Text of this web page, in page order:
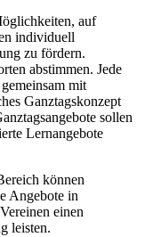
auf
individuell
zu fördern.
abstimmen. Jede
mit
Ganztagskonzept
sollen
Lernangebote
können
Angebote in
einen
leisten.